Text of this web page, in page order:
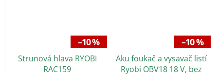
–10 %
Strunová hlava RYOBI
RAC159
–10 %
Aku foukač a vysavač listí
Ryobi OBV18 18 V, bez